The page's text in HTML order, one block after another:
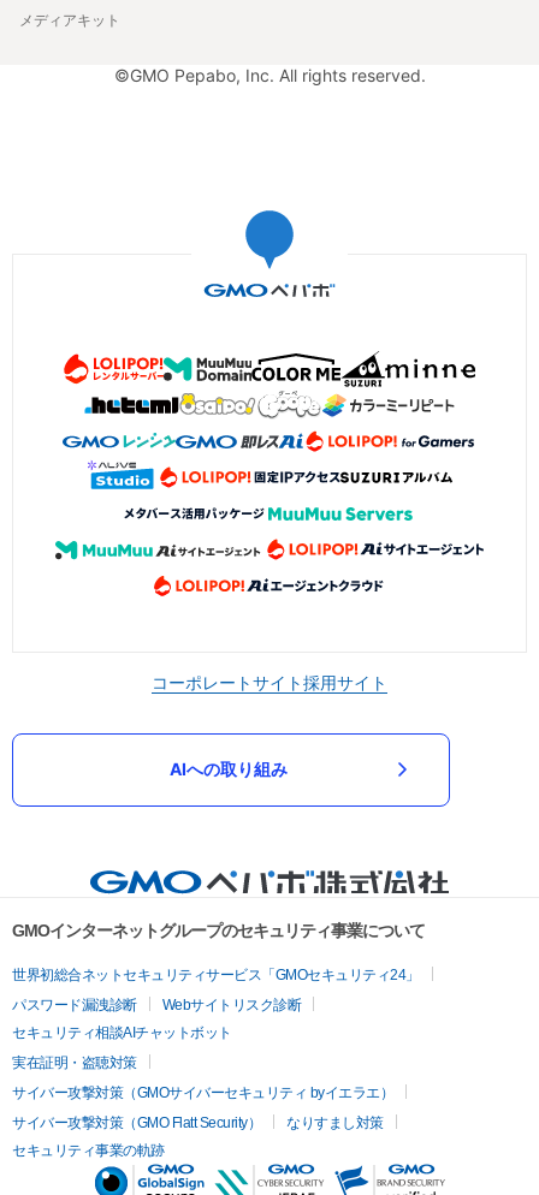
メディアキット
©GMO Pepabo, Inc. All rights reserved.
コーポレートサイト採用サイト
AIへの取り組み
GMOインターネットグループのセキュリティ事業について
世界初総合ネットセキュリティサービス「GMOセキュリティ24」
パスワード漏洩診断
Webサイトリスク診断
セキュリティ相談AIチャットボット
実在証明・盗聴対策
サイバー攻撃対策（GMOサイバーセキュリティ byイエラエ）
サイバー攻撃対策（GMO Flatt Security）
なりすまし対策
セキュリティ事業の軌跡